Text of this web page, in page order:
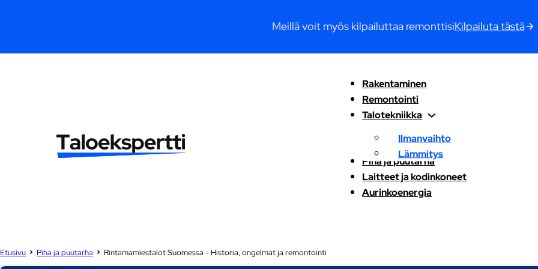
Meillä voit myös kilpailuttaa remonttisiKilpailuta tästä
Rakentaminen
Remontointi
Talotekniikka
Ilmanvaihto
Lämmitys
Piha ja puutarha
Laitteet ja kodinkoneet
Aurinkoenergia
Etusivu Piha ja puutarha Rintamamiestalot Suomessa - Historia, ongelmat ja remontointi